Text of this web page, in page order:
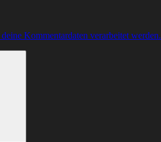
Kommentardaten verarbeitet werden.